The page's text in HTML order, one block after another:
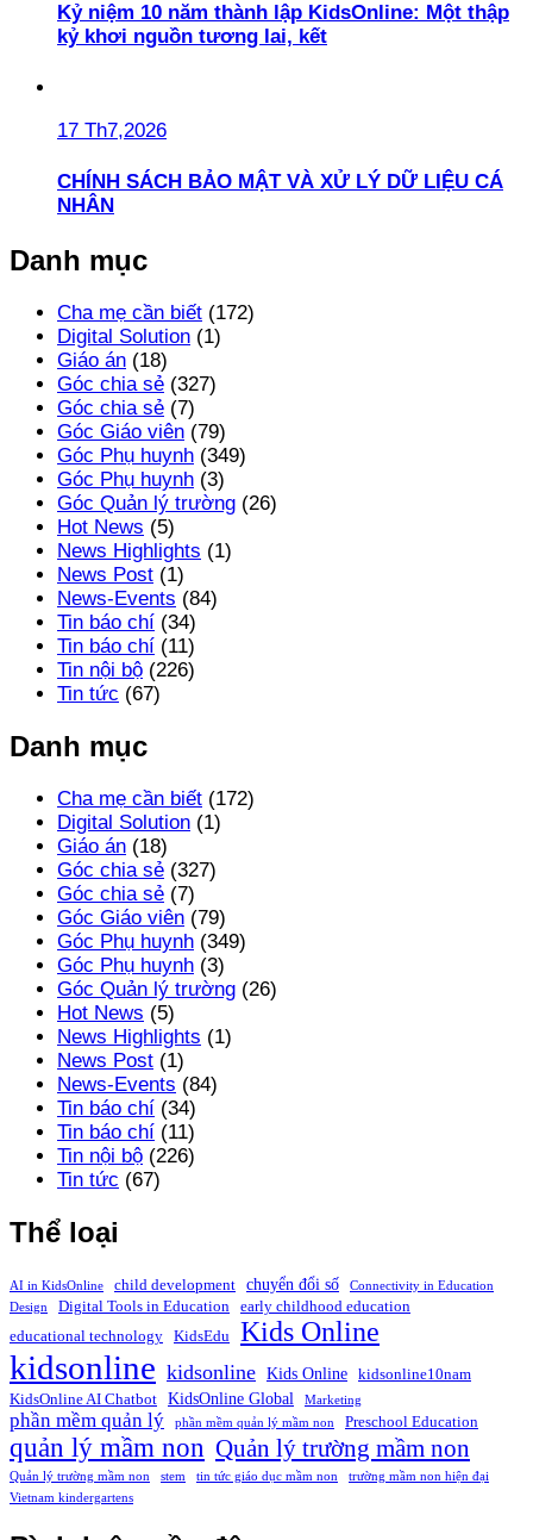
Kỷ niệm 10 năm thành lập KidsOnline: Một thập
kỷ khơi nguồn tương lai, kết
17 Th7,2026
CHÍNH SÁCH BẢO MẬT VÀ XỬ LÝ DỮ LIỆU CÁ
NHÂN
Danh mục
Cha mẹ cần biết (172)
Digital Solution (1)
Giáo án (18)
Góc chia sẻ (327)
Góc chia sẻ (7)
Góc Giáo viên (79)
Góc Phụ huynh (349)
Góc Phụ huynh (3)
Góc Quản lý trường (26)
Hot News (5)
News Highlights (1)
News Post (1)
News-Events (84)
Tin báo chí (34)
Tin báo chí (11)
Tin nội bộ (226)
Tin tức (67)
Danh mục
Cha mẹ cần biết (172)
Digital Solution (1)
Giáo án (18)
Góc chia sẻ (327)
Góc chia sẻ (7)
Góc Giáo viên (79)
Góc Phụ huynh (349)
Góc Phụ huynh (3)
Góc Quản lý trường (26)
Hot News (5)
News Highlights (1)
News Post (1)
News-Events (84)
Tin báo chí (34)
Tin báo chí (11)
Tin nội bộ (226)
Tin tức (67)
Thể loại
AI in KidsOnline child development chuyển đổi số
Connectivity in Education
Design
Digital Tools in Education
early childhood education
educational technology
KidsEdu Kids Online
kidsonline kidsonline Kids Online
kidsonline10nam
KidsOnline AI Chatbot
KidsOnline Global Marketing
phần mềm quản lý phần mềm quản lý mầm non Preschool Education
quản lý mầm non Quản lý trường mầm non
Quản lý trường mầm non stem tin tức giáo dục mầm non
trường mầm non hiện đại
Vietnam kindergartens